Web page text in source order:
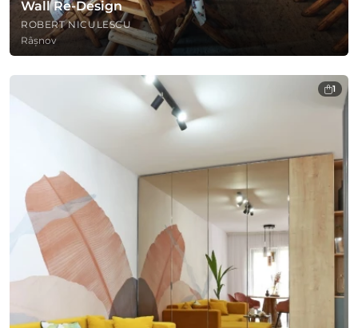
Wall Re-Design
ROBERT NICULESCU
Râșnov
1